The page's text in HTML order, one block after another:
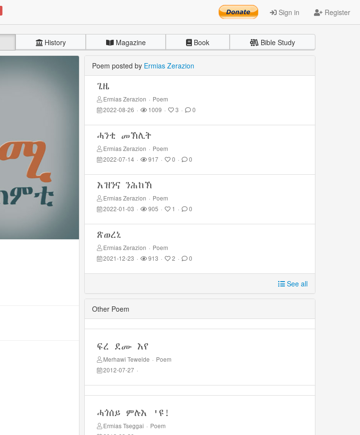
Sign in Register
History Magazine Book Bible Study
Poem posted by Ermias Zerazion
ጊዜ
Ermias Zerazion · Poem
2022-08-26 · 1009 · 3 · 0
ሓንቲ መኽሊት
Ermias Zerazion · Poem
2022-07-14 · 917 · 0 · 0
እዝንና ንሕከኽ
Ermias Zerazion · Poem
2022-01-03 · 905 · 1 · 0
ጽወረኒ
Ermias Zerazion · Poem
2021-12-23 · 913 · 2 · 0
See all
Other Poem
ፍረ ደሙ እየ
Merhawi Tewelde · Poem
2012-07-27 ·
ሓጎሰይ ምሉእ 'ዩ!
Ermias Tseggai · Poem